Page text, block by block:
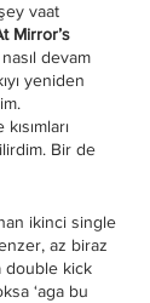
vaat
Mirror’s
devam
yeniden
Bir de
ikinci single
az biraz
double kick
‘aga bu